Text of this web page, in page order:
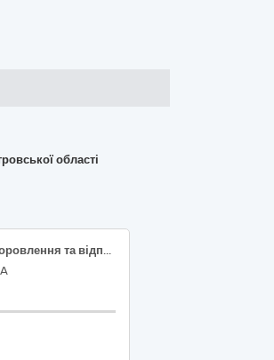
області
Придбання путівок на оздоровлення та відпочинок дітей в дитячому закладі оздоровлення і відпочинку у Закарпатській області